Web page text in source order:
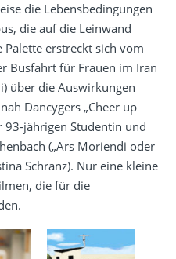
die Lebensbedingungen
die auf die Leinwand
erstreckt sich vom
Busfahrt für Frauen im Iran
über die Auswirkungen
Dancygers „Cheer up
93-jährigen Studentin und
(„Ars Moriendi oder
Schranz). Nur eine kleine
die für die